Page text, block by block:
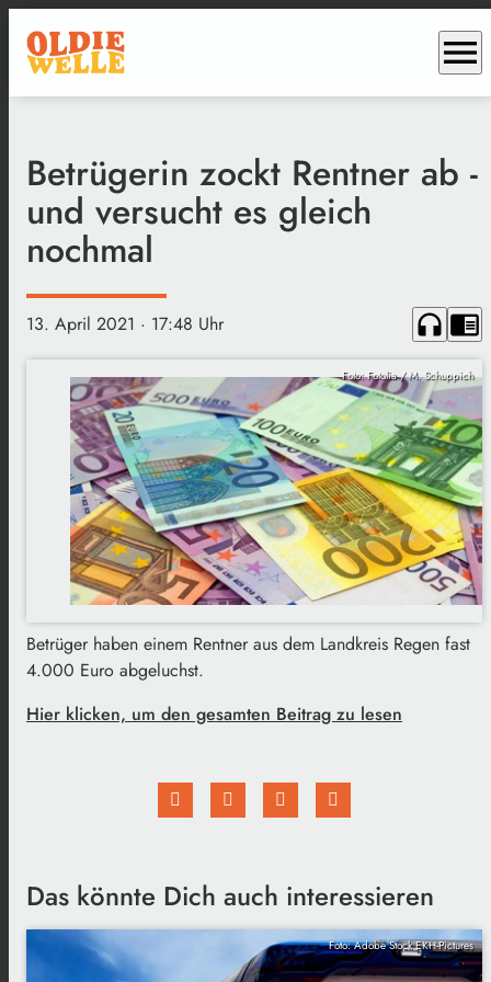
menu
Betrügerin zockt Rentner ab -
und versucht es gleich
nochmal
13. April 2021 · 17:48 Uhr headphones chrome_reader_mode
Foto: Fotolia / M. Schuppich
Betrüger haben einem Rentner aus dem Landkreis Regen fast
4.000 Euro abgeluchst.
Hier klicken, um den gesamten Beitrag zu lesen
Das könnte Dich auch interessieren
Foto: Adobe Stock EKH-Pictures